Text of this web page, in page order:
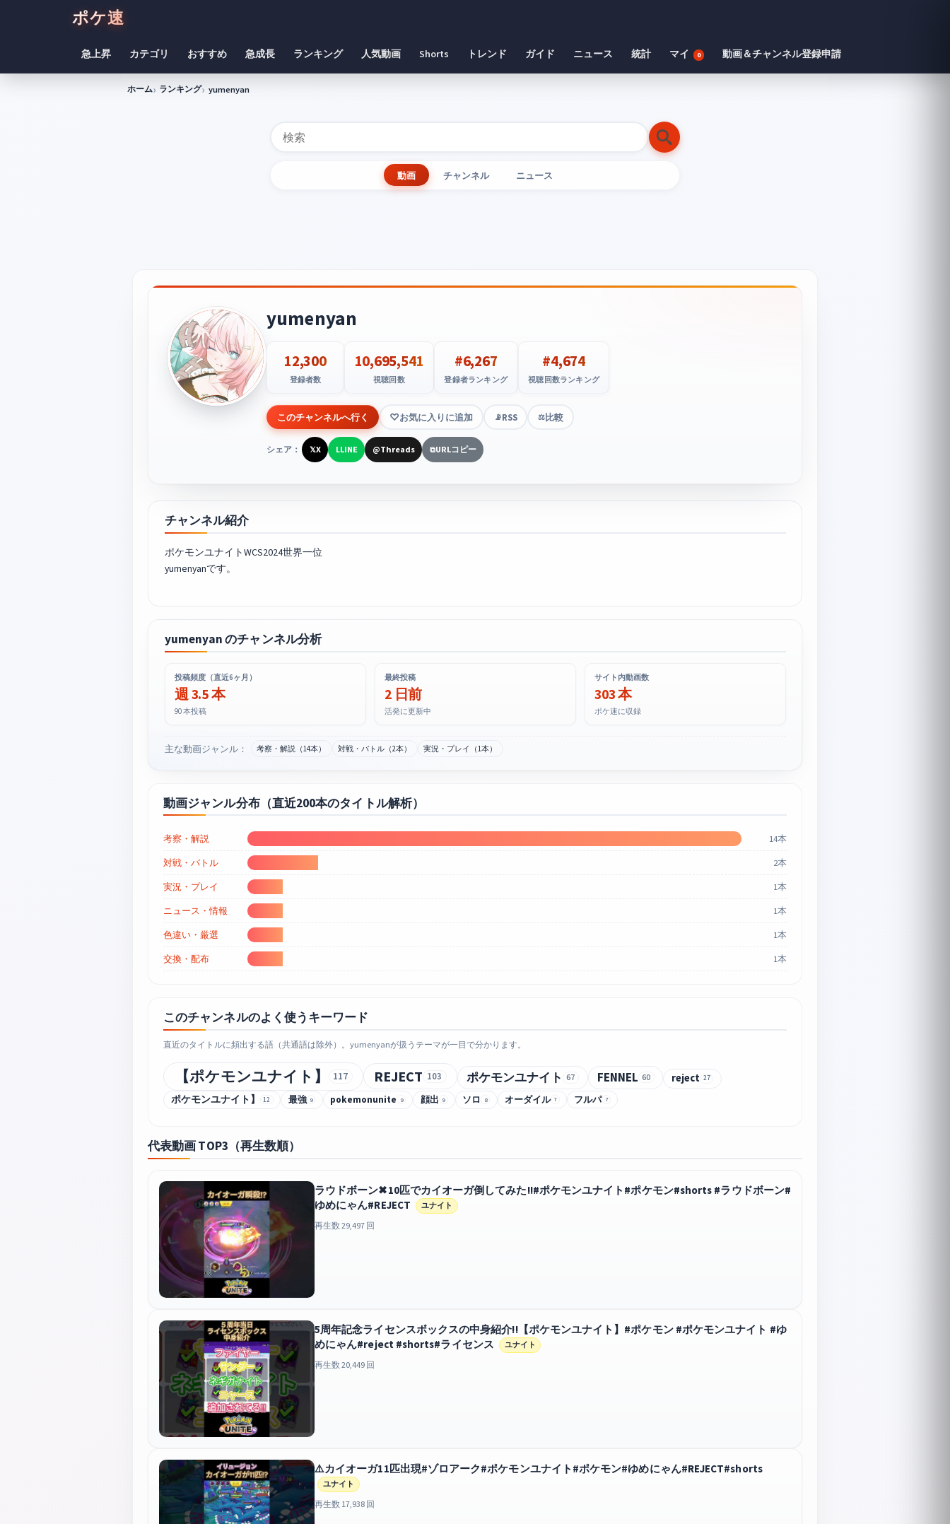
ポケ速
急上昇 カテゴリ おすすめ 急成長 ランキング 人気動画 Shorts トレンド ガイド ニュース 統計 マイ 0 動画＆チャンネル登録申請
ホーム ランキング yumenyan
動画 チャンネル ニュース
yumenyan
12,300
登録者数
10,695,541
視聴回数
#6,267
登録者ランキング
#4,674
視聴回数ランキング
このチャンネルへ行く お気に入りに追加 📡RSS ⚖️比較
シェア： 𝕏X LLINE @Threads ⧉URLコピー
チャンネル紹介
ポケモンユナイトWCS2024世界一位
yumenyanです。
yumenyan のチャンネル分析
投稿頻度（直近6ヶ月）
週 3.5 本
90 本投稿
最終投稿
2 日前
活発に更新中
サイト内動画数
303 本
ポケ速に収録
主な動画ジャンル： 考察・解説（14本） 対戦・バトル（2本） 実況・プレイ（1本）
動画ジャンル分布（直近200本のタイトル解析）
考察・解説 14本
対戦・バトル 2本
実況・プレイ 1本
ニュース・情報 1本
色違い・厳選 1本
交換・配布 1本
このチャンネルのよく使うキーワード
直近のタイトルに頻出する語（共通語は除外）。yumenyanが扱うテーマが一目で分かります。
【ポケモンユナイト】 117 REJECT 103 ポケモンユナイト 67 FENNEL 60 reject 27
ポケモンユナイト】 12 最強 9 pokemonunite 9 顔出 9 ソロ 8 オーダイル 7 フルパ 7
代表動画 TOP3（再生数順）
ラウドボーン✖︎10匹でカイオーガ倒してみた!!#ポケモンユナイト#ポケモン#shorts #ラウドボーン#
ゆめにゃん#REJECT
ユナイト
再生数 29,497 回
5周年記念ライセンスボックスの中身紹介!!【ポケモンユナイト】#ポケモン #ポケモンユナイト #ゆ
めにゃん#reject #shorts#ライセンス
ユナイト
再生数 20,449 回
⚠️カイオーガ11匹出現#ゾロアーク#ポケモンユナイト#ポケモン#ゆめにゃん#REJECT#shorts
ユナイト
再生数 17,938 回